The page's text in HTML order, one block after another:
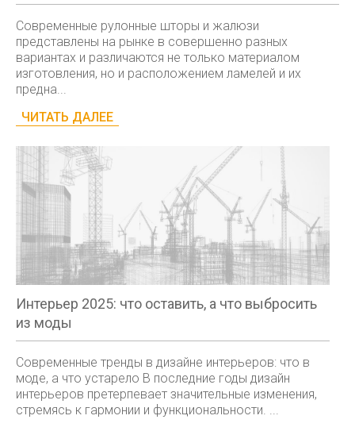
Современные рулонные шторы и жалюзи
представлены на рынке в совершенно разных
вариантах и различаются не только материалом
изготовления, но и расположением ламелей и их
предна...
ЧИТАТЬ ДАЛЕЕ
Интерьер 2025: что оставить, а что выбросить
из моды
Современные тренды в дизайне интерьеров: что в
моде, а что устарело В последние годы дизайн
интерьеров претерпевает значительные изменения,
стремясь к гармонии и функциональности. ...